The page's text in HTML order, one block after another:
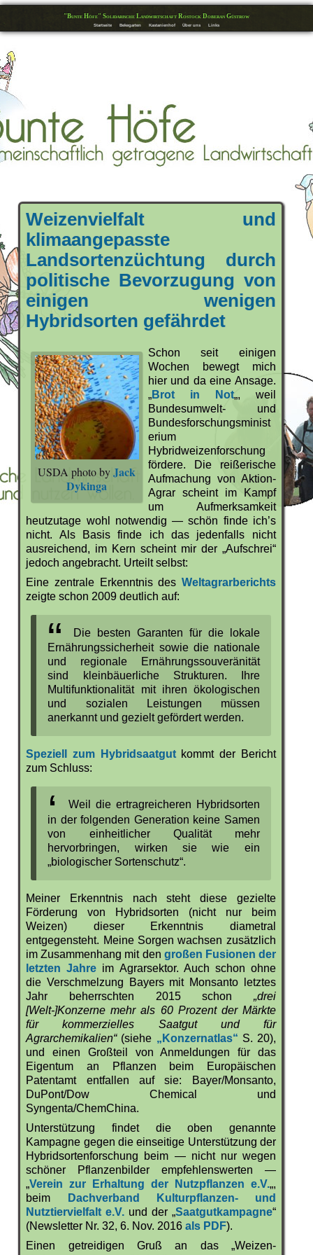
"Bunte Höfe" Solidarische Landwirtschaft Rostock Doberan Güstrow
Startseite Bekegarten Kastanienhof Über uns Links
Weizenvielfalt und
klimaangepasste
Landsortenzüchtung durch
politische Bevorzugung von
einigen wenigen
Hybridsorten gefährdet
USDA photo byJack
Dykinga
Schon seit einigen
Wochen bewegt mich
hier und da eine Ansage.
„Brot in Not„, weil
Bundesumwelt- und
Bundesforschungsminist
erium
Hybridweizenforschung
fördere. Die reißerische
Aufmachung von Aktion-
Agrar scheint im Kampf
um Aufmerksamkeit
heutzutage wohl notwendig — schön finde ich’s
nicht. Als Basis finde ich das jedenfalls nicht
ausreichend, im Kern scheint mir der „Aufschrei“
jedoch angebracht. Urteilt selbst:
Eine zentrale Erkenntnis des Weltagrarberichts
zeigte schon 2009 deutlich auf:
Die besten Garanten für die lokale
Ernährungssicherheit sowie die nationale
und regionale Ernährungssouveränität
sind kleinbäuerliche Strukturen. Ihre
Multifunktionalität mit ihren ökologischen
und sozialen Leistungen müssen
anerkannt und gezielt gefördert werden.
Speziell zum Hybridsaatgutkommt der Bericht
zum Schluss:
Weil die ertragreicheren Hybridsorten
in der folgenden Generation keine Samen
von einheitlicher Qualität mehr
hervorbringen, wirken sie wie ein
„biologischer Sortenschutz“.
Meiner Erkenntnis nach steht diese gezielte
Förderung von Hybridsorten (nicht nur beim
Weizen) dieser Erkenntnis diametral
entgegensteht. Meine Sorgen wachsen zusätzlich
im Zusammenhang mit den großen Fusionen der
letzten Jahre im Agrarsektor. Auch schon ohne
die Verschmelzung Bayers mit Monsanto letztes
Jahr beherrschten 2015 schon „drei
[Welt-]Konzerne mehr als 60 Prozent der Märkte
für kommerzielles Saatgut und für
Agrarchemikalien“(siehe „Konzernatlas“ S. 20),
und einen Großteil von Anmeldungen für das
Eigentum an Pflanzen beim Europäischen
Patentamt entfallen auf sie: Bayer/Monsanto,
DuPont/Dow Chemical und
Syngenta/ChemChina.
Unterstützung findet die oben genannte
Kampagne gegen die einseitige Unterstützung der
Hybridsortenforschung beim — nicht nur wegen
schöner Pflanzenbilder empfehlenswerten —
„Verein zur Erhaltung der Nutzpflanzen e.V.„,
beim
Dachverband Kulturpflanzen- und
Nutztiervielfalt e.V. und der „Saatgutkampagne“
(Newsletter Nr. 32, 6. Nov. 2016als PDF).
Einen getreidigen Gruß an das „Weizen-